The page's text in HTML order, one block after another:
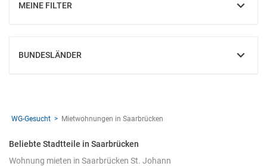
MEINE FILTER
EINBLENDEN
BUNDESLÄNDER
EINBLENDEN
WG-Gesucht Mietwohnungen in Saarbrücken
Beliebte Stadtteile in Saarbrücken
Wohnung mieten in Saarbrücken St. Johann